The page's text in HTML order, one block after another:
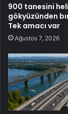
900 tanesini
gökyüzünden
Tek amacı var
Ağustos 7, 2026